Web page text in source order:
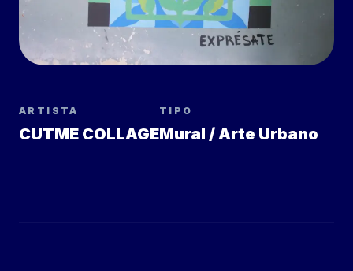
ARTISTA
CUTME COLLAGE
TIPO
Mural / Arte Urbano